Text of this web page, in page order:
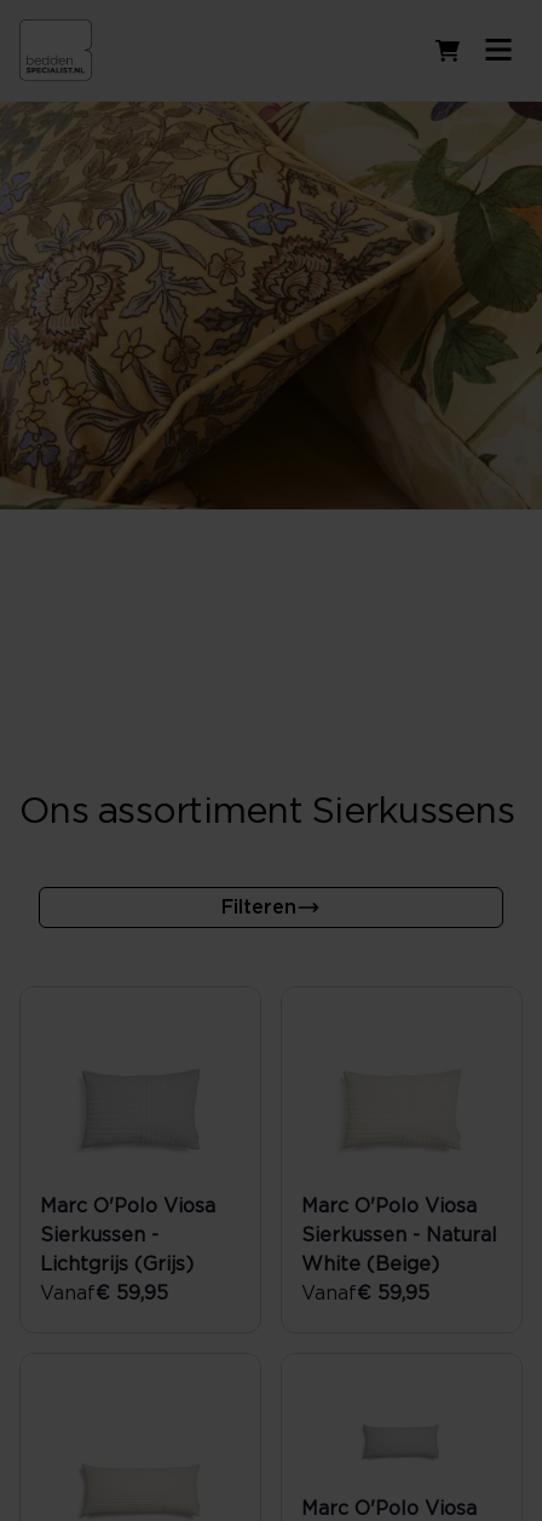
Ons assortiment Sierkussens
Filteren
Marc O'Polo Viosa
Sierkussen -
Lichtgrijs (Grijs)
Vanaf€ 59,95
Marc O'Polo Viosa
Sierkussen - Natural
White (Beige)
Vanaf€ 59,95
Marc O'Polo Viosa